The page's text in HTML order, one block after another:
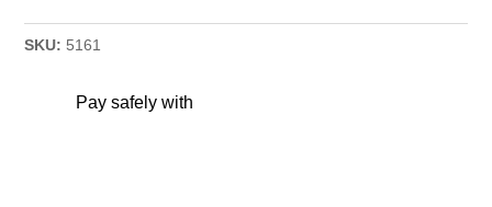
SKU: 5161
Pay safely with